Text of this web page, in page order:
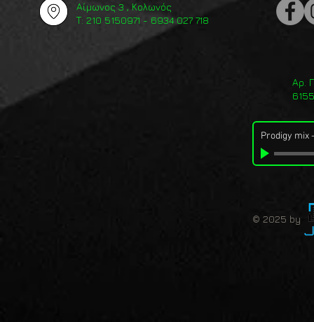
Αίμωνος 3 , Κολωνός
Τ: 210 5150971 - 6934 027 718
Αρ.
Prodigy mix
© 2025